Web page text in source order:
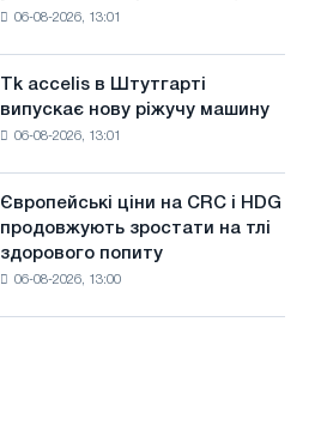
06-08-2026, 13:01
Tk accelis в Штутгарті
випускає нову ріжучу машину
06-08-2026, 13:01
Європейські ціни на CRC і HDG
продовжують зростати на тлі
здорового попиту
06-08-2026, 13:00